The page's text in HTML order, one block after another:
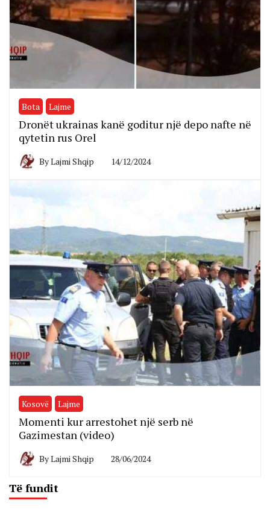
Bota Lajme
Dronët ukrainas kanë goditur një depo nafte në
qytetin rus Orel
ByLajmi Shqip 14/12/2024
Kosovë Lajme
Momenti kur arrestohet një serb në
Gazimestan (video)
ByLajmi Shqip 28/06/2024
Të fundit